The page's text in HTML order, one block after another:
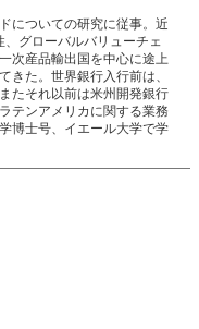
についての研究に従事。近
グローバルバリューチェ
次産品輸出国を中心に途上
きた。世界銀行入行前は、
たそれ以前は米州開発銀行
テンアメリカに関する業務
博士号、イエール大学で学